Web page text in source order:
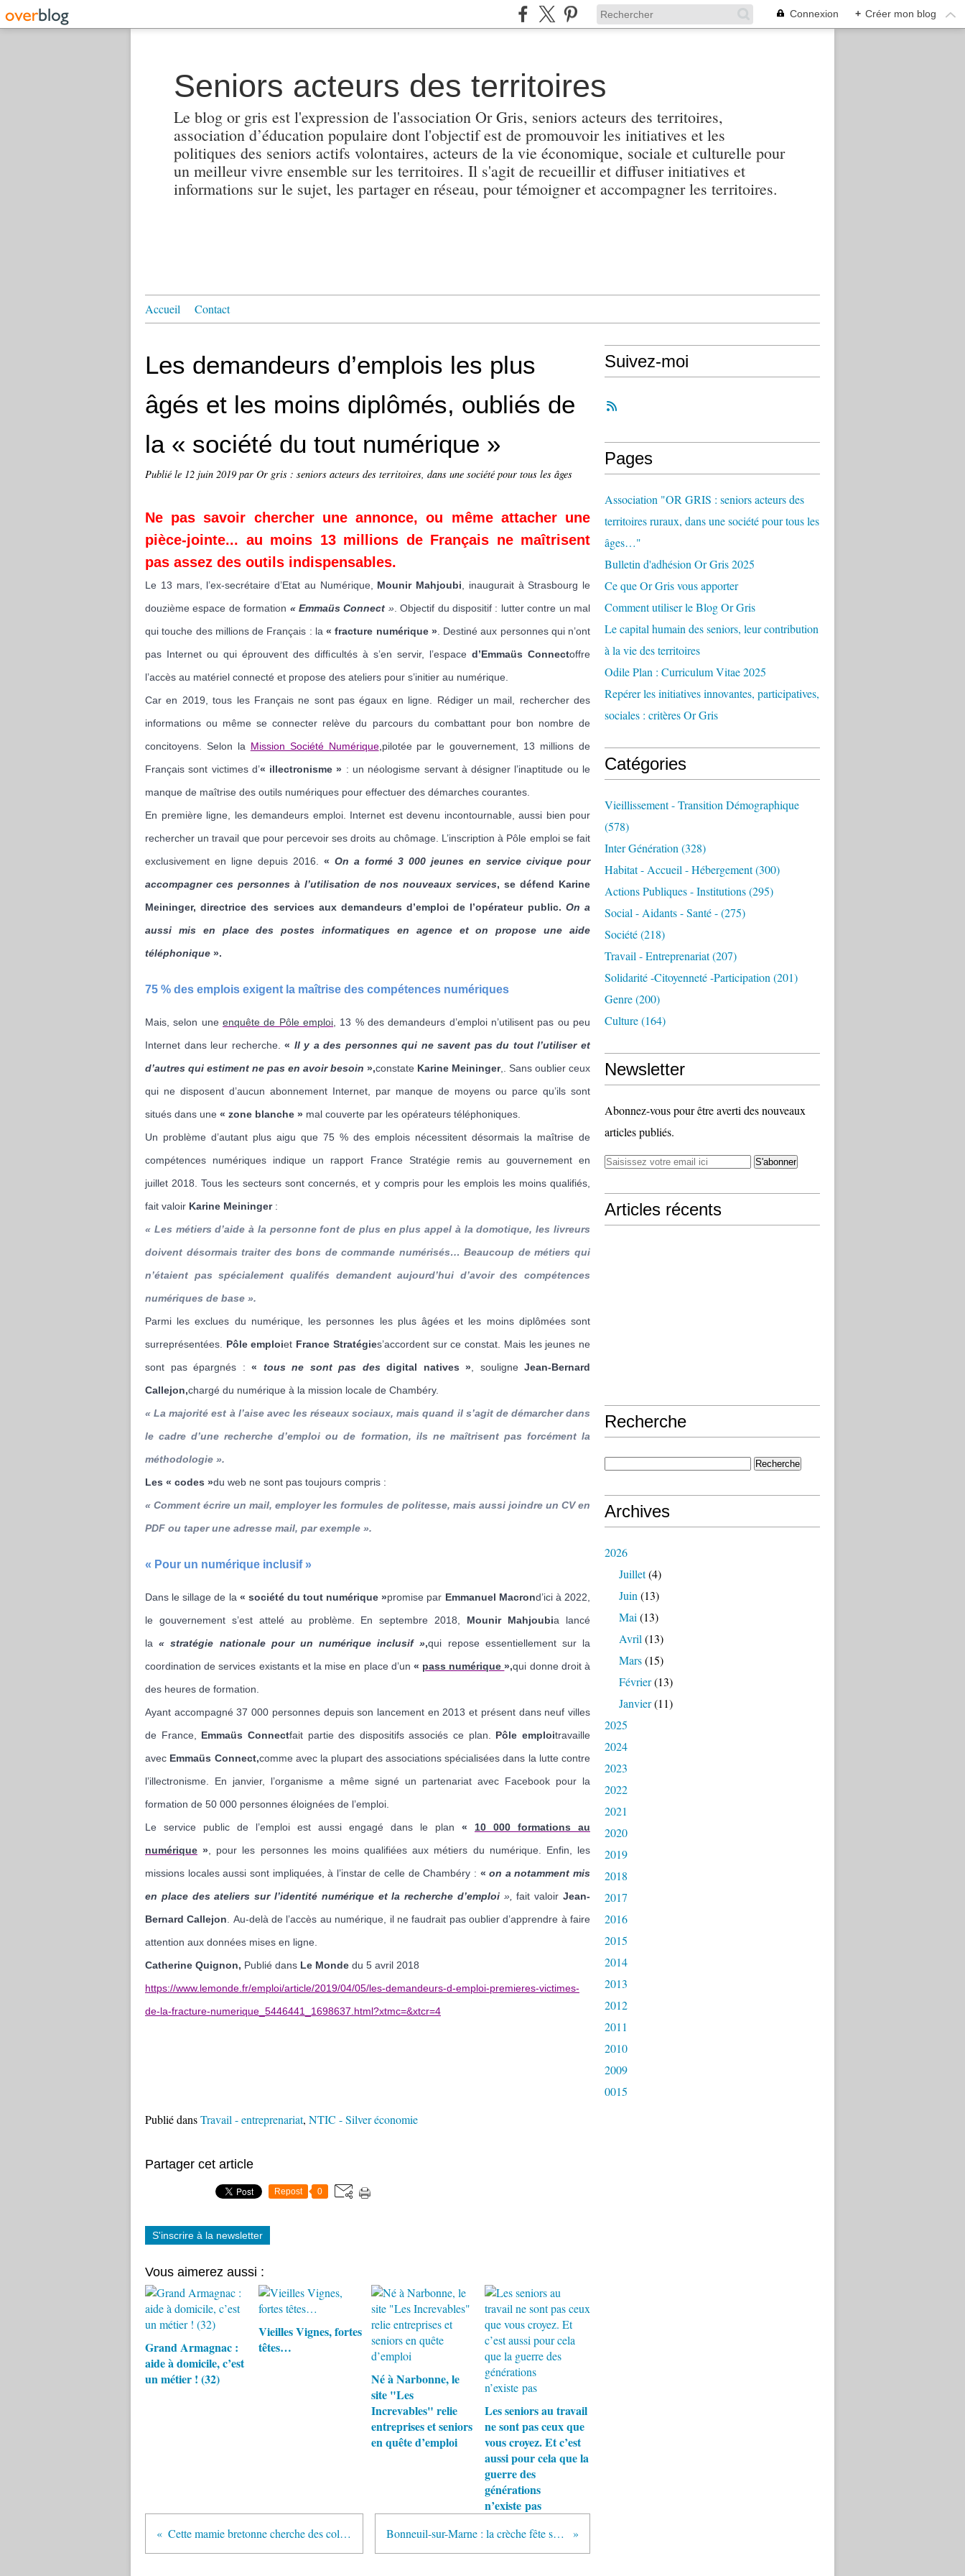
Connexion + Créer mon blog
Seniors acteurs des territoires
Le blog or gris est l'expression de l'association Or Gris, seniors acteurs des territoires,
association d’éducation populaire dont l'objectif est de promouvoir les initiatives et les
politiques des seniors actifs volontaires, acteurs de la vie économique, sociale et culturelle pour
un meilleur vivre ensemble sur les territoires. Il s'agit de recueillir et diffuser initiatives et
informations sur le sujet, les partager en réseau, pour témoigner et accompagner les territoires.
Accueil Contact
Les demandeurs d’emplois les plus
âgés et les moins diplômés, oubliés de
la « société du tout numérique »
Publié le 12 juin 2019 par Or gris : seniors acteurs des territoires, dans une société pour tous les âges
Ne pas savoir chercher une annonce, ou même attacher une
pièce-jointe... au moins 13 millions de Français ne maîtrisent
pas assez des outils indispensables.
Le 13 mars, l’ex-secrétaire d’Etat au Numérique, Mounir Mahjoubi , inaugurait à Strasbourg le
douzième espace de formation « Emmaüs Connect ». Objectif du dispositif : lutter contre un mal
qui touche des millions de Français : la « fracture numérique ». Destiné aux personnes qui n’ont
pas Internet ou qui éprouvent des difficultés à s’en servir, l’espace d’Emmaüs Connectoffre
l’accès au matériel connecté et propose des ateliers pour s’initier au numérique.
Car en 2019, tous les Français ne sont pas égaux en ligne. Rédiger un mail, rechercher des
informations ou même se connecter relève du parcours du combattant pour bon nombre de
concitoyens. Selon la Mission Société Numérique, pilotée par le gouvernement, 13 millions de
Français sont victimes d’« illectronisme » : un néologisme servant à désigner l’inaptitude ou le
manque de maîtrise des outils numériques pour effectuer des démarches courantes.
En première ligne, les demandeurs emploi. Internet est devenu incontournable, aussi bien pour
rechercher un travail que pour percevoir ses droits au chômage. L’inscription à Pôle emploi se fait
exclusivement en ligne depuis 2016. « On a formé 3 000 jeunes en service civique pour
accompagner ces personnes à l’utilisation de nos nouveaux services, se défend Karine
Meininger, directrice des services aux demandeurs d’emploi de l’opérateur public. On a
aussi mis en place des postes informatiques en agence et on propose une aide
téléphonique ».
75 % des emplois exigent la maîtrise des compétences numériques
Mais, selon une enquête de Pôle emploi , 13 % des demandeurs d’emploi n’utilisent pas ou peu
Internet dans leur recherche.« Il y a des personnes qui ne savent pas du tout l’utiliser et
d’autres qui estiment ne pas en avoir besoin »,constate Karine Meininger,. Sans oublier ceux
qui ne disposent d’aucun abonnement Internet, par manque de moyens ou parce qu’ils sont
situés dans une « zone blanche » mal couverte par les opérateurs téléphoniques.
Un problème d’autant plus aigu que 75 % des emplois nécessitent désormais la maîtrise de
compétences numériques indique un rapport France Stratégie remis au gouvernement en
juillet 2018. Tous les secteurs sont concernés, et y compris pour les emplois les moins qualifiés,
fait valoir Karine Meininger :
« Les métiers d’aide à la personne font de plus en plus appel à la domotique, les livreurs
doivent désormais traiter des bons de commande numérisés… Beaucoup de métiers qui
n’étaient pas spécialement qualifés demandent aujourd’hui d’avoir des compétences
numériques de base ».
Parmi les exclues du numérique, les personnes les plus âgées et les moins diplômées sont
surreprésentées. Pôle emploiet France Stratégies’accordent sur ce constat. Mais les jeunes ne
sont pas épargnés : « tous ne sont pas desdigital natives » , souligne Jean-Bernard
Callejon,chargé du numérique à la mission locale de Chambéry.
« La majorité est à l’aise avec les réseaux sociaux, mais quand il s’agit de démarcher dans
le cadre d’une recherche d’emploi ou de formation, ils ne maîtrisent pas forcément la
méthodologie ».
Les « codes »du web ne sont pas toujours compris :
«Comment écrire un mail, employer les formules de politesse, mais aussi joindre un CV en
PDF ou taper une adresse mail, par exemple ».
« Pour un numérique inclusif »
Dans le sillage de la « société du tout numérique »promise par Emmanuel Macrond’ici à 2022,
le gouvernement s’est attelé au problème. En septembre 2018, Mounir Mahjoubia lancé
la« stratégie nationale pour un numérique inclusif »,qui repose essentiellement sur la
coordination de services existants et la mise en place d’un « pass numérique»,qui donne droit à
des heures de formation.
Ayant accompagné 37 000 personnes depuis son lancement en 2013 et présent dans neuf villes
de France, Emmaüs Connectfait partie des dispositifs associés ce plan. Pôle emploitravaille
avec Emmaüs Connect,comme avec la plupart des associations spécialisées dans la lutte contre
l’illectronisme. En janvier, l’organisme a même signé un partenariat avec Facebook pour la
formation de 50 000 personnes éloignées de l’emploi.
Le service public de l’emploi est aussi engagé dans le plan « 10 000 formations au
numérique » , pour les personnes les moins qualifiées aux métiers du numérique. Enfin, les
missions locales aussi sont impliquées, à l’instar de celle de Chambéry : «on a notamment mis
en place des ateliers sur l’identité numérique et la recherche d’emploi », fait valoirJean-
Bernard Callejon . Au-delà de l’accès au numérique, il ne faudrait pas oublier d’apprendre à faire
attention aux données mises en ligne.
Catherine Quignon, Publié dans Le Monde du 5 avril 2018
https://www.lemonde.fr/emploi/article/2019/04/05/les-demandeurs-d-emploi-premieres-victimes-
de-la-fracture-numerique_5446441_1698637.html?xtmc=&xtcr=4
Publié dansTravail - entreprenariat, NTIC - Silver économie
Partager cet article
Repost 0
S'inscrire à la newsletter
Vous aimerez aussi :
Grand Armagnac :
aide à domicile, c’est
un métier ! (32)
Vieilles Vignes, fortes
têtes…
Né à Narbonne, le
site "Les
Increvables" relie
entreprises et seniors
en quête d’emploi
Les seniors au travail
ne sont pas ceux que
vous croyez. Et c’est
aussi pour cela que la
guerre des
générations
n’existe pas
Cette mamie bretonne cherche des colocs pour sauver son habitat partagé -56- Bonneuil-sur-Marne : la crèche fête ses 20 ans dans la maison de retraite -94-
Suivez-moi
Pages
Association "OR GRIS : seniors acteurs des
territoires ruraux, dans une société pour tous les
âges…"
Bulletin d'adhésion Or Gris 2025
Ce que Or Gris vous apporter
Comment utiliser le Blog Or Gris
Le capital humain des seniors, leur contribution
à la vie des territoires
Odile Plan : Curriculum Vitae 2025
Repérer les initiatives innovantes, participatives,
sociales : critères Or Gris
Catégories
Vieillissement - Transition Démographique
(578)
Inter Génération (328)
Habitat - Accueil - Hébergement(300)
Actions Publiques - Institutions(295)
Social - Aidants - Santé -(275)
Société(218)
Travail - Entreprenariat(207)
Solidarité -citoyenneté -participation (201)
Genre(200)
Culture(164)
Newsletter
Abonnez-vous pour être averti des nouveaux
articles publiés.
Articles récents
Recherche
Archives
2026
Juillet(4)
Juin (13)
Mai (13)
Avril (13)
Mars(15)
Février(13)
Janvier(11)
2025
2024
2023
2022
2021
2020
2019
2018
2017
2016
2015
2014
2013
2012
2011
2010
2009
0015